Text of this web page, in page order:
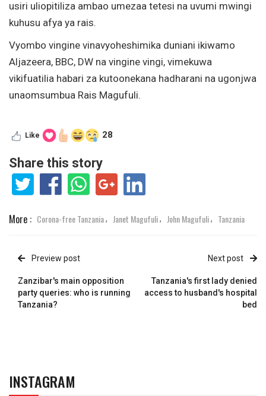
usiri uliopitiliza ambao umezaa tetesi na uvumi mwingi
kuhusu afya ya rais.
Vyombo vingine vinavyoheshimika duniani ikiwamo
Aljazeera, BBC, DW na vingine vingi, vimekuwa
vikifuatilia habari za kutoonekana hadharani na ugonjwa
unaomsumbua Rais Magufuli.
Like 28
Share this story
More : Corona-free Tanzania, Janet Magufuli, John Magufuli, Tanzania
Preview post
Zanzibar's main opposition
party queries: who is running
Tanzania?
Next post
Tanzania's first lady denied
access to husband's hospital
bed
INSTAGRAM